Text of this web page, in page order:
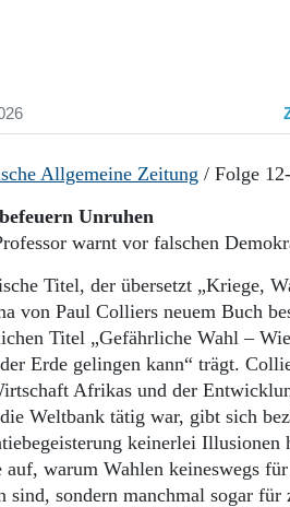
Ausgabe
Login
Prämien
und finden
Allgemeine Zeitung / Folge
Unruhen
warnt vor falschen
Titel, der übersetzt „Kriege,
von Paul Colliers neuem Buch
Titel „Gefährliche Wahl –
Erde gelingen kann“ trägt.
Afrikas und der
Weltbank tätig war, gibt sich
keinerlei Illusionen
auf, warum Wahlen keineswegs
sind, sondern manchmal sogar